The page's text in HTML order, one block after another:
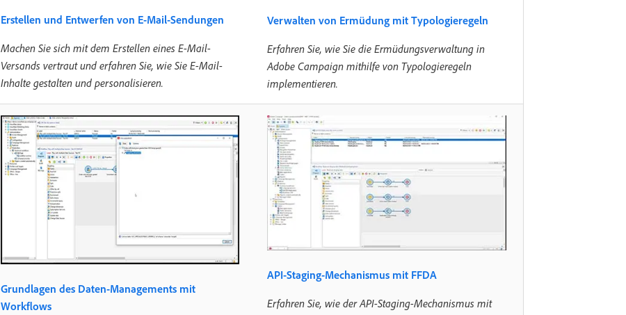
Erstellen und Entwerfen von E-Mail-Sendungen
Machen Sie sich mit dem Erstellen eines E-Mail-
Versands vertraut und erfahren Sie, wie Sie E-Mail-
Inhalte gestalten und personalisieren.
Verwalten von Ermüdung mit Typologieregeln
Erfahren Sie, wie Sie die Ermüdungsverwaltung in
Adobe Campaign mithilfe von Typologieregeln
implementieren.
Grundlagen des Daten-Managements mit
Workflows
API-Staging-Mechanismus mit FFDA
Erfahren Sie, wie der API-Staging-Mechanismus mit